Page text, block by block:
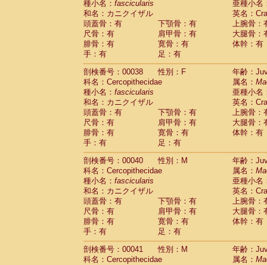
Cercopithecidae
Chlorocebus
CercopithecidaeChlorocebus
CercopithecidaeErythrocebus patas
CercopithecidaeMiopithecus talapoin
CercopithecidaeCercopithecinae spp.
CercopithecidaeColobus angolensis
CercopithecidaeColobus guereza (0)
Cercopithecidae Colobus polykomos
Cercopithecidae Piliocolobus badius
Cercopithecidae Kasi senex vetulus(1)
CercopithecidaeKasi senex
CercopithecidaeNasalis larvatus(0)
CercopithecidaePresbytes
CercopithecidaePygathrix nemaeus
CercopithecidaeSemnopithecus
Cercopithecidae
Trachypithecus
Cercopithecidae
Trachypithecus
Cercopithecidae
Trachypithecus
CercopithecidaeTrachypithecus
CercopithecidaeColobinae spp.(0)
CercopithecidaePresbytesinaespp.(0)
CercopithecidaeCercopithecidae
HylobatidaeHoolock hoolock(1)
HylobatidaeHylobates agilis
種小名： fascicularis
亜種小名
和名：カニクイザル
英名：
頭蓋骨：有
下顎骨：有
上腕骨：
尺骨：有
肩甲骨：有
大腿骨：
腓骨：有
寛骨：有
体幹：有
手：有
足：有
剖検番号：00038
性別：F
年齢：
科名：Cercopithecidae
属名：
種小名： fascicularis
亜種小名
和名：カニクイザル
英名：
頭蓋骨：有
下顎骨：有
上腕骨：
尺骨：有
肩甲骨：有
大腿骨：
腓骨：有
寛骨：有
体幹：有
手：有
足：有
剖検番号：00040
性別：M
年齢：
科名：Cercopithecidae
属名：
種小名： fascicularis
亜種小名
和名：カニクイザル
英名：
頭蓋骨：有
下顎骨：有
上腕骨：
尺骨：有
肩甲骨：有
大腿骨：
腓骨：有
寛骨：有
体幹：有
手：有
足：有
剖検番号：00041
性別：M
年齢：
科名：Cercopithecidae
属名：